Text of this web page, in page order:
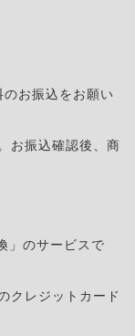
お振込をお願い
お振込確認後、商
」のサービスで
クレジットカード